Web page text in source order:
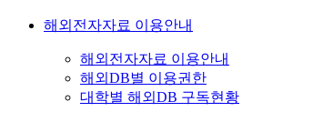
해외전자자료 이용안내
해외전자자료 이용안내
해외DB별 이용권한
대학별 해외DB 구독현황